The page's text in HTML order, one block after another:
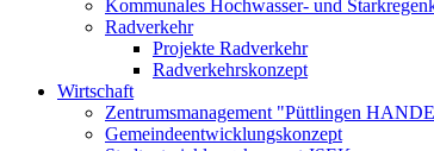
Kommunales Hochwasser- und
Radverkehr
Projekte Radverkehr
Radverkehrskonzept
Wirtschaft
Zentrumsmanagement "Püttlingen
Gemeindeentwicklungskonzept